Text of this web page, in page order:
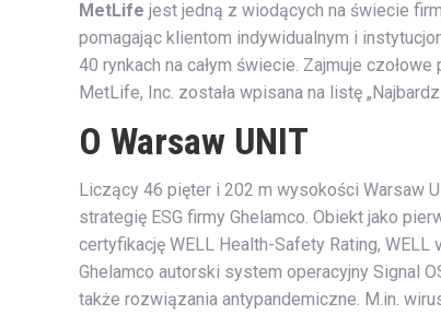
MetLife jest jedną z wiodących na świecie
pomagając klientom indywidualnym i
40 rynkach na całym świecie. Zajmuje
MetLife, Inc. została wpisana na listę
O Warsaw UNIT
Liczący 46 pięter i 202 m wysokości Warsaw
strategię ESG firmy Ghelamco. Obiekt jako
certyfikację WELL Health-Safety Rating,
Ghelamco autorski system operacyjny Signal
także rozwiązania antypandemiczne. M.in.